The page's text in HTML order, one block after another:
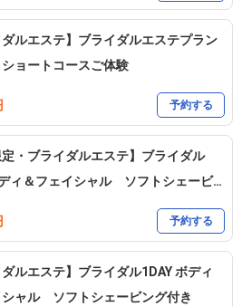
ダルエステ】ブライダルエステプラン
ョートコースご体験
予約する
定・ブライダルエステ】ブライダル
ィ＆フェイシャル ソフトシェービ
予約する
ダルエステ】ブライダル1DAY ボディ
シャル ソフトシェービング付き